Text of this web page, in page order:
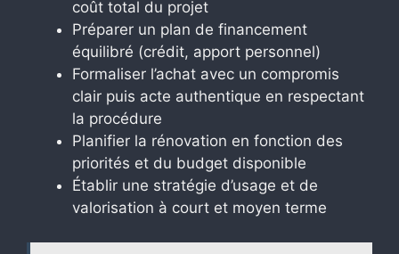
coût total du projet
Préparer un plan de financement
équilibré (crédit, apport personnel)
Formaliser l’achat avec un compromis
clair puis acte authentique en respectant
la procédure
Planifier la rénovation en fonction des
priorités et du budget disponible
Établir une stratégie d’usage et de
valorisation à court et moyen terme